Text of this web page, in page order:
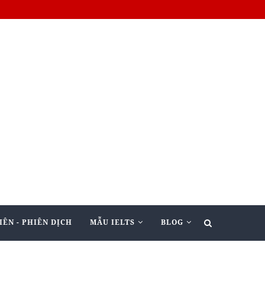
- PHIÊN DỊCH MẪU IELTS BLOG